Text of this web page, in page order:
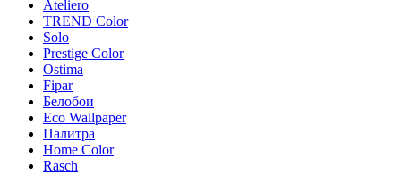
Ateliero
TREND Color
Solo
Prestige Color
Ostima
Fipar
Белобои
Eco Wallpaper
Палитра
Home Color
Rasch